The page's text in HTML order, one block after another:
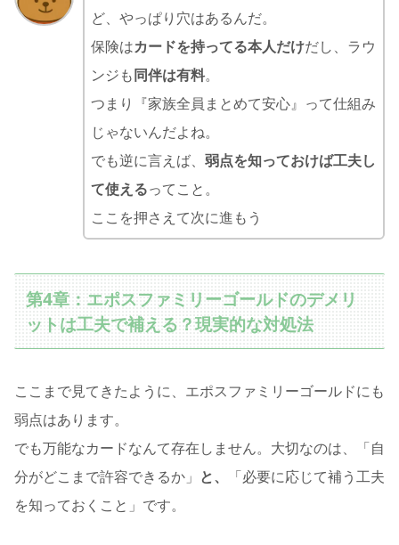
ど、やっぱり穴はあるんだ。
保険はカードを持ってる本人だけだし、ラウ
ンジも同伴は有料。
つまり『家族全員まとめて安心』って仕組み
じゃないんだよね。
でも逆に言えば、 弱点を知っておけば工夫し
て使えるってこと。
ここを押さえて次に進もう
第4章：エポスファミリーゴールドのデメリ
ットは工夫で補える？現実的な対処法
ここまで見てきたように、エポスファミリーゴールドにも
弱点はあります。
でも万能なカードなんて存在しません。大切なのは、「自
分がどこまで許容できるか」 と、
「必要に応じて補う工夫
を知っておくこと」です。